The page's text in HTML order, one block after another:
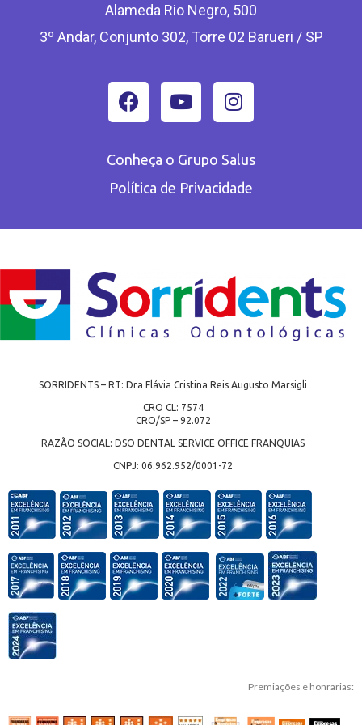
Alameda Rio Negro, 500
3º Andar, Conjunto 302, Torre 02 Barueri / SP
Conheça o Grupo Salus
Política de Privacidade
SORRIDENTS – RT: Dra Flávia Cristina Reis Augusto Marsigli
CRO CL: 7574
CRO/SP – 92.072
RAZÃO SOCIAL: DSO DENTAL SERVICE OFFICE FRANQUIAS
CNPJ: 06.962.952/0001-72
Premiações e honrarias: